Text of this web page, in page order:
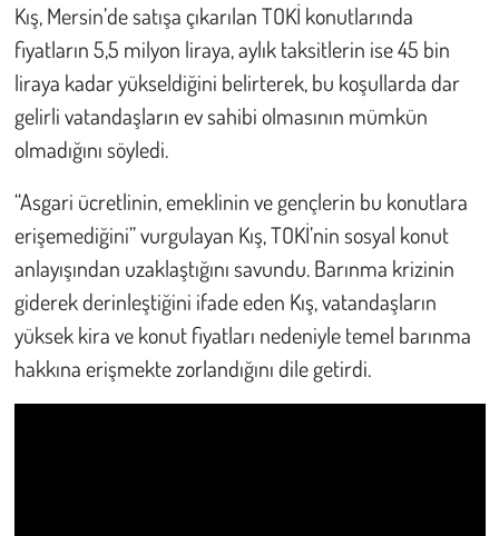
Kış, Mersin’de satışa çıkarılan TOKİ konutlarında
fiyatların 5,5 milyon liraya, aylık taksitlerin ise 45 bin
liraya kadar yükseldiğini belirterek, bu koşullarda dar
gelirli vatandaşların ev sahibi olmasının mümkün
olmadığını söyledi.
“Asgari ücretlinin, emeklinin ve gençlerin bu konutlara
erişemediğini” vurgulayan Kış, TOKİ’nin sosyal konut
anlayışından uzaklaştığını savundu. Barınma krizinin
giderek derinleştiğini ifade eden Kış, vatandaşların
yüksek kira ve konut fiyatları nedeniyle temel barınma
hakkına erişmekte zorlandığını dile getirdi.
Hayvan Hakları
Çevre
Galeri
Günün İçinden
Vefat İlanları
Tarih
Hukuk